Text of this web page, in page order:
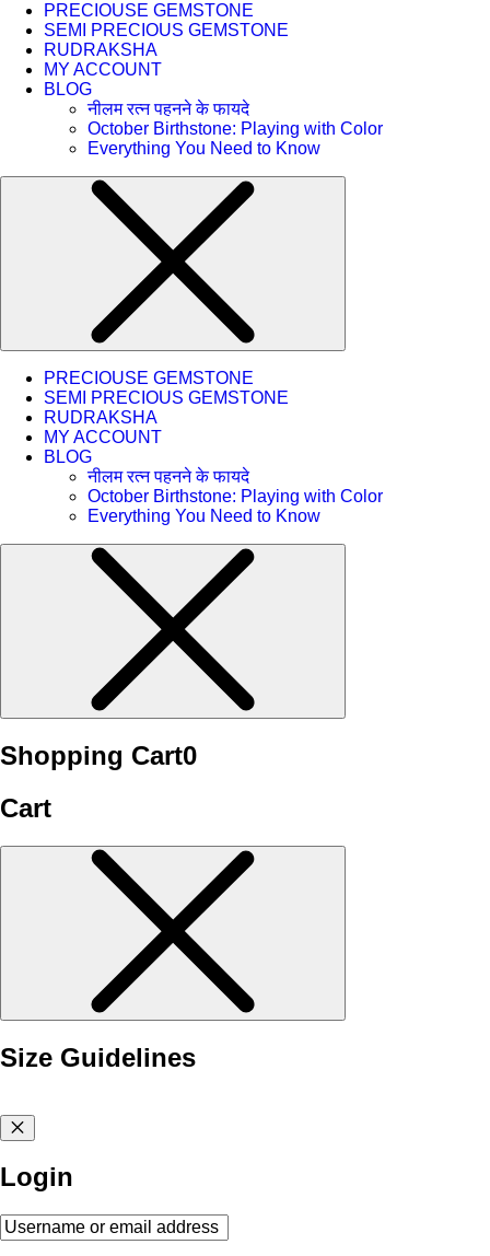
PRECIOUSE GEMSTONE
SEMI PRECIOUS GEMSTONE
RUDRAKSHA
MY ACCOUNT
BLOG
नीलम रत्न पहनने के फायदे
October Birthstone: Playing with Color
Everything You Need to Know
PRECIOUSE GEMSTONE
SEMI PRECIOUS GEMSTONE
RUDRAKSHA
MY ACCOUNT
BLOG
नीलम रत्न पहनने के फायदे
October Birthstone: Playing with Color
Everything You Need to Know
Shopping Cart0
Cart
Size Guidelines
Login